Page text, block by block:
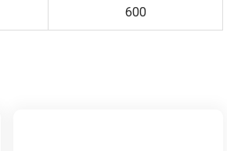
600